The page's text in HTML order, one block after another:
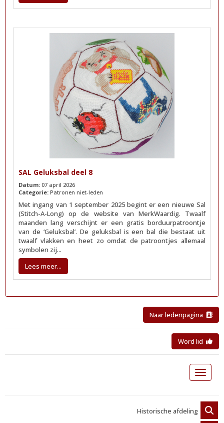
SAL Geluksbal deel 8
Datum: 07 april 2026
Categorie: Patronen niet-leden
Met ingang van 1 september 2025 begint er een nieuwe Sal
(Stitch-A-Long) op de website van MerkWaardig. Twaalf
maanden lang verschijnt er een gratis borduurpatroontje
van de ‘Geluksbal’. De geluksbal is een bal die bestaat uit
twaalf vlakken en heet zo omdat de patroontjes allemaal
symbolen zij...
Lees meer...
Naar ledenpagina
Word lid
Toggle
Historische afdeling